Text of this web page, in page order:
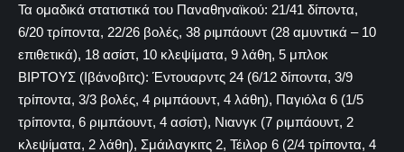
Τα ομαδικά στατιστικά του Παναθηναϊκού: 21/41 δίποντα,
6/20 τρίποντα, 22/26 βολές, 38 ριμπάουντ (28 αμυντικά – 10
επιθετικά), 18 ασίστ, 10 κλεψίματα, 9 λάθη, 5 μπλοκ
ΒΙΡΤΟΥΣ (Ιβάνοβιτς): Έντουαρντς 24 (6/12 δίποντα, 3/9
τρίποντα, 3/3 βολές, 4 ριμπάουντ, 4 λάθη), Παγιόλα 6 (1/5
τρίποντα, 6 ριμπάουντ, 4 ασίστ), Νιανγκ (7 ριμπάουντ, 2
κλεψίματα, 2 λάθη), Σμάιλαγκιτς 2, Τέιλορ 6 (2/4 τρίποντα, 4